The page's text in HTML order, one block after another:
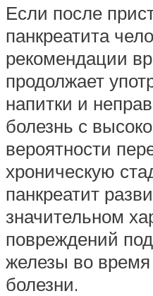
Если после
панкреатита
рекомендации
продолжает
напитки и
болезнь с
вероятности
хроническую
панкреатит
значительном
повреждений
железы во время
болезни.